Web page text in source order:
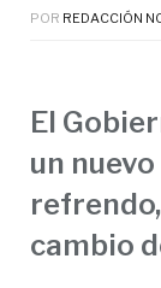
POR REDACCIÓN
El
un
cambio